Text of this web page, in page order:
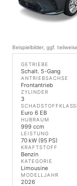
Beispielbilder, ggf.
GETRIEBE
Schalt. 5-Gang
ANTRIEBSACHSE
Frontantrieb
ZYLINDER
3
Euro 6 EB
HUBRAUM
999 ccm
LEISTUNG
70 kW (95 PS)
KRAFTSTOFF
Benzin
KATEGORIE
Limousine
MODELLJAHR
2026